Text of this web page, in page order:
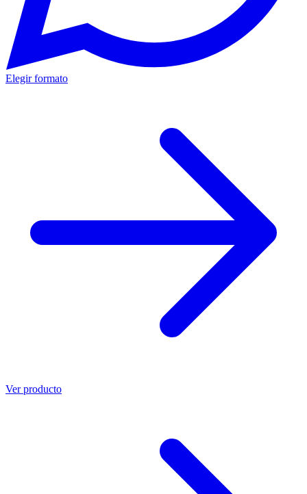
Elegir formato
Ver producto